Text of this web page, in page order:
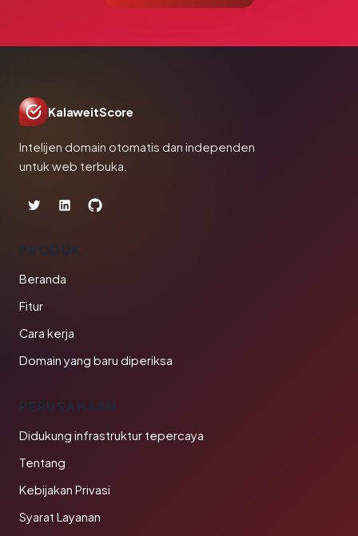
KalaweitScore
Intelijen domain otomatis dan independen
untuk web terbuka.
PRODUK
Beranda
Fitur
Cara kerja
Domain yang baru diperiksa
PERUSAHAAN
Didukung infrastruktur tepercaya
Tentang
Kebijakan Privasi
Syarat Layanan